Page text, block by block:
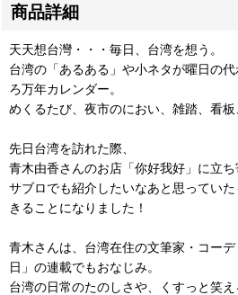
商品詳細
天天想台灣・・・毎日、台湾を想う。
台湾の「あるある」や小ネタが曜日の
ろ万年カレンダー。
めくるたび、夜市のにおい、雑踏、看板
先日台湾を訪れた際、
青木由香さんのお店「你好我好」に立ち
サブロでも紹介したいなあと思ってい
きることになりました！
青木さんは、台湾在住の文筆家・コー
日」の連載でもおなじみ。
台湾の日常のたのしさや、くすっと笑